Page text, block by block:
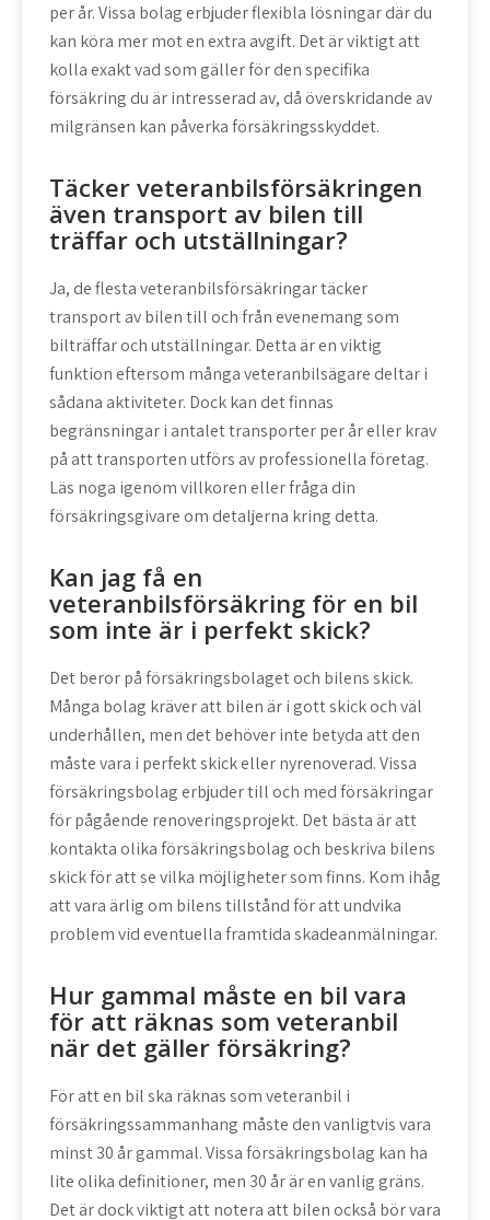
per år. Vissa bolag erbjuder flexibla lösningar där du
kan köra mer mot en extra avgift. Det är viktigt att
kolla exakt vad som gäller för den specifika
försäkring du är intresserad av, då överskridande av
milgränsen kan påverka försäkringsskyddet.
Täcker veteranbilsförsäkringen
även transport av bilen till
träffar och utställningar?
Ja, de flesta veteranbilsförsäkringar täcker
transport av bilen till och från evenemang som
bilträffar och utställningar. Detta är en viktig
funktion eftersom många veteranbilsägare deltar i
sådana aktiviteter. Dock kan det finnas
begränsningar i antalet transporter per år eller krav
på att transporten utförs av professionella företag.
Läs noga igenom villkoren eller fråga din
försäkringsgivare om detaljerna kring detta.
Kan jag få en
veteranbilsförsäkring för en bil
som inte är i perfekt skick?
Det beror på försäkringsbolaget och bilens skick.
Många bolag kräver att bilen är i gott skick och väl
underhållen, men det behöver inte betyda att den
måste vara i perfekt skick eller nyrenoverad. Vissa
försäkringsbolag erbjuder till och med försäkringar
för pågående renoveringsprojekt. Det bästa är att
kontakta olika försäkringsbolag och beskriva bilens
skick för att se vilka möjligheter som finns. Kom ihåg
att vara ärlig om bilens tillstånd för att undvika
problem vid eventuella framtida skadeanmälningar.
Hur gammal måste en bil vara
för att räknas som veteranbil
när det gäller försäkring?
För att en bil ska räknas som veteranbil i
försäkringssammanhang måste den vanligtvis vara
minst 30 år gammal. Vissa försäkringsbolag kan ha
lite olika definitioner, men 30 år är en vanlig gräns.
Det är dock viktigt att notera att bilen också bör vara